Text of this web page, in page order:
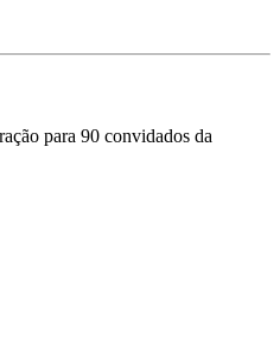
para 90 convidados da